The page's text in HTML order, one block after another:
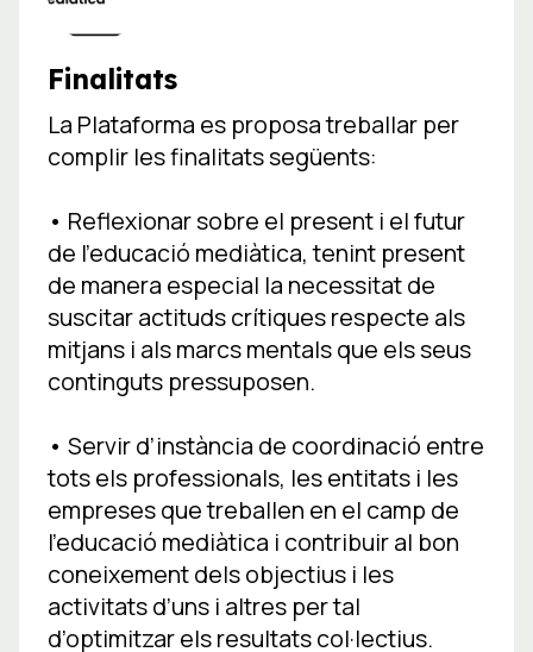
Finalitats
La Plataforma es proposa treballar per
complir les finalitats següents:
• Reflexionar sobre el present i el futur
de l’educació mediàtica, tenint present
de manera especial la necessitat de
suscitar actituds crítiques respecte als
mitjans i als marcs mentals que els seus
continguts pressuposen.
• Servir d’instància de coordinació entre
tots els professionals, les entitats i les
empreses que treballen en el camp de
l’educació mediàtica i contribuir al bon
coneixement dels objectius i les
activitats d’uns i altres per tal
d’optimitzar els resultats col·lectius.